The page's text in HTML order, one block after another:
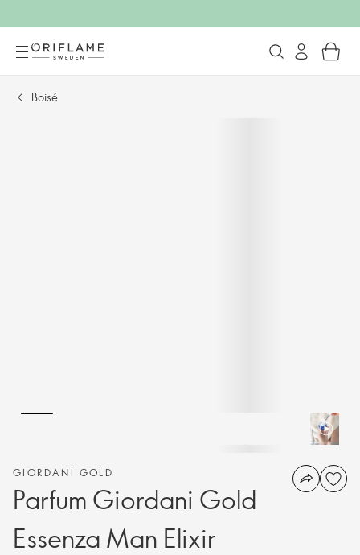
Boisé
GIORDANI GOLD
Parfum Giordani Gold
Essenza Man Elixir